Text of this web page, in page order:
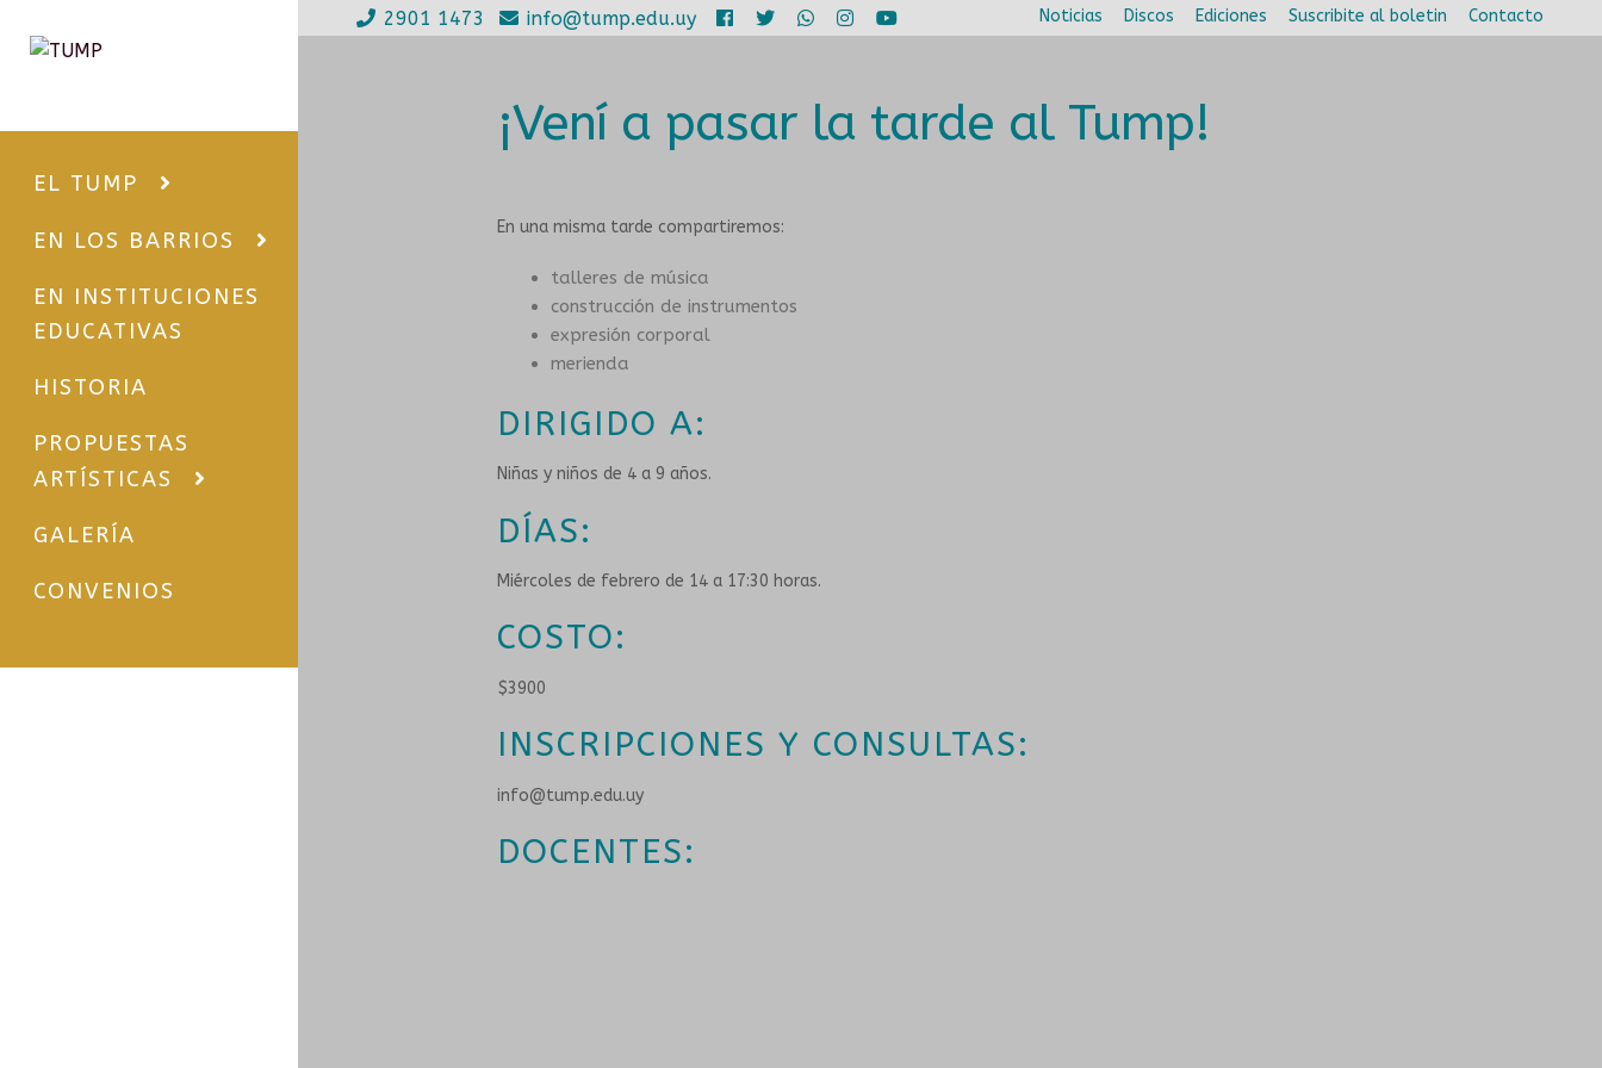
2901 1473 info@tump.edu.uy Noticias Discos Ediciones Suscribite al boletin Contacto
navegación
EL TUMP
EN LOS BARRIOS
EN INSTITUCIONES
EDUCATIVAS
HISTORIA
PROPUESTAS
ARTÍSTICAS
GALERÍA
CONVENIOS
¡Vení a pasar la tarde al Tump!
En una misma tarde compartiremos:
talleres de música
construcción de instrumentos
expresión corporal
merienda
DIRIGIDO A:
Niñas y niños de 4 a 9 años.
DÍAS:
Miércoles de febrero de 14 a 17:30 horas.
COSTO:
$3900
INSCRIPCIONES Y CONSULTAS:
info@tump.edu.uy
DOCENTES: